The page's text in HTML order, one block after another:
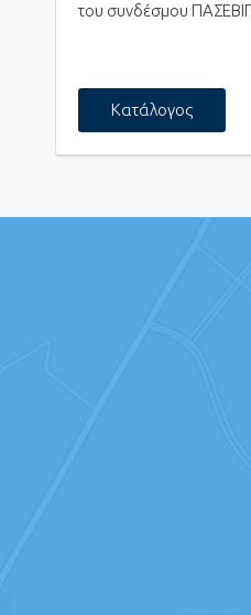
του συνδέσμου
Κατάλογος